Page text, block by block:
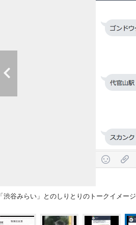
「渋谷みらい」とのしりとりのトークイメージ